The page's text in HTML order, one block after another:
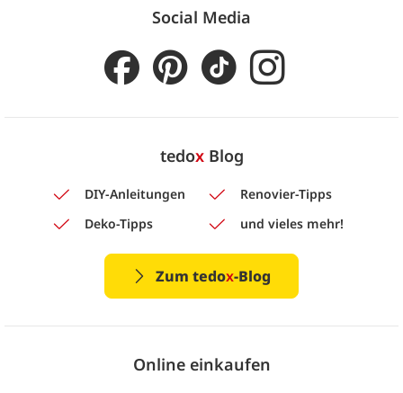
Social Media
tedoxBlog
DIY-Anleitungen
Renovier-Tipps
Deko-Tipps
und vieles mehr!
Zum tedox-Blog
Online einkaufen